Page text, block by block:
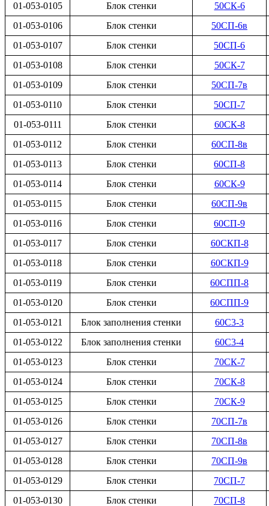
01-053-0105
Блок стенки
50СК-6
01-053-0106
Блок стенки
50СП-6в
01-053-0107
Блок стенки
50СП-6
01-053-0108
Блок стенки
50СК-7
01-053-0109
Блок стенки
50СП-7в
01-053-0110
Блок стенки
50СП-7
01-053-0111
Блок стенки
60СК-8
01-053-0112
Блок стенки
60СП-8в
01-053-0113
Блок стенки
60СП-8
01-053-0114
Блок стенки
60СК-9
01-053-0115
Блок стенки
60СП-9в
01-053-0116
Блок стенки
60СП-9
01-053-0117
Блок стенки
60СКП-8
01-053-0118
Блок стенки
60СКП-9
01-053-0119
Блок стенки
60СПП-8
01-053-0120
Блок стенки
60СПП-9
01-053-0121
Блок заполнения стенки
60С3-3
01-053-0122
Блок заполнения стенки
60С3-4
01-053-0123
Блок стенки
70СК-7
01-053-0124
Блок стенки
70СК-8
01-053-0125
Блок стенки
70СК-9
01-053-0126
Блок стенки
70СП-7в
01-053-0127
Блок стенки
70СП-8в
01-053-0128
Блок стенки
70СП-9в
01-053-0129
Блок стенки
70СП-7
01-053-0130
Блок стенки
70СП-8